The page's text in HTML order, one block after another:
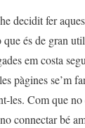
decidit fer
és de gran
em costa
pàgines se’m
les. Com que
connectar bé